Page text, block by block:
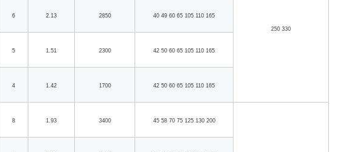
250 330
6 2.13 2850 40 49 60 65 105 110 165
5 1.51 2300 42 50 60 65 105 110 165
4 1.42 1700 42 50 60 65 105 110 165
8 1.93 3400 45 58 70 75 125 130 200